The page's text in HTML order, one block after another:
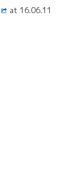
at 16.06.11